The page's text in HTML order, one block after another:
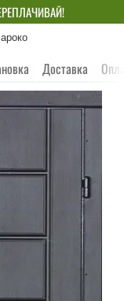
Доставка